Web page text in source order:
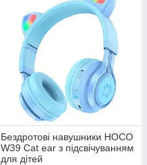
Бездротові навушники HOCO
W39 Cat ear з підсвічуванням
для дітей